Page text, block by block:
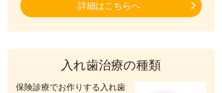
詳細はこちらへ
入れ歯治療の種類
保険診療でお作りする入れ歯